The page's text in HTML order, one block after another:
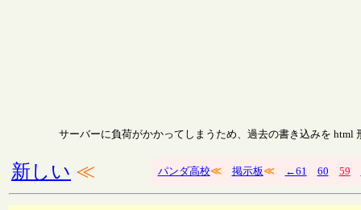
サーバーに負荷がかかってしまうため、過去の書き込みを html
新しい ≪ パンダ高校≪ 掲示板≪ ←61 60 59